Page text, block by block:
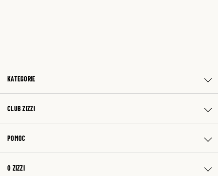
KATEGORIE
CLUB ZIZZI
POMOC
O ZIZZI